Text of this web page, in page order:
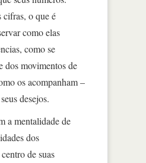
cifras, o que é
como elas
como se
dos movimentos de
os acompanham –
desejos.
a mentalidade de
dos
de suas